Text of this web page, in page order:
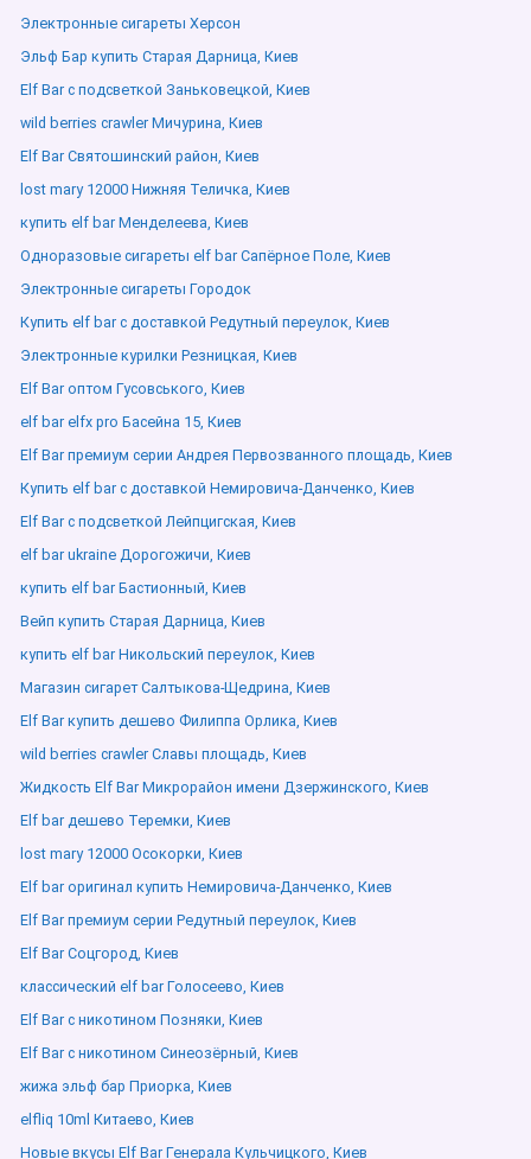
Электронные сигареты Херсон
Эльф Бар купить Старая Дарница, Киев
Elf Bar с подсветкой Заньковецкой, Киев
wild berries crawler Мичурина, Киев
Elf Bar Святошинский район, Киев
lost mary 12000 Нижняя Теличка, Киев
купить elf bar Менделеева, Киев
Одноразовые сигареты elf bar Сапёрное Поле, Киев
Электронные сигареты Городок
Купить elf bar с доставкой Редутный переулок, Киев
Электронные курилки Резницкая, Киев
Elf Bar оптом Гусовського, Киев
elf bar elfx pro Басейна 15, Киев
Elf Bar премиум серии Андрея Первозванного площадь, Киев
Купить elf bar с доставкой Немировича-Данченко, Киев
Elf Bar с подсветкой Лейпцигская, Киев
elf bar ukraine Дорогожичи, Киев
купить elf bar Бастионный, Киев
Вейп купить Старая Дарница, Киев
купить elf bar Никольский переулок, Киев
Магазин сигарет Салтыкова-Щедрина, Киев
Elf Bar купить дешево Филиппа Орлика, Киев
wild berries crawler Славы площадь, Киев
Жидкость Elf Bar Микрорайон имени Дзержинского, Киев
Elf bar дешево Теремки, Киев
lost mary 12000 Осокорки, Киев
Elf bar оригинал купить Немировича-Данченко, Киев
Elf Bar премиум серии Редутный переулок, Киев
Elf Bar Соцгород, Киев
классический elf bar Голосеево, Киев
Elf Bar с никотином Позняки, Киев
Elf Bar с никотином Синеозёрный, Киев
жижа эльф бар Приорка, Киев
elfliq 10ml Китаево, Киев
Новые вкусы Elf Bar Генерала Кульчицкого, Киев